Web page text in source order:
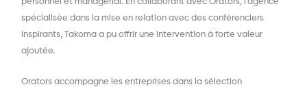
spécialisée dans la mise en relation avec des conférenciers
inspirants, Takoma a pu offrir une intervention à forte valeur
ajoutée.
Orators accompagne les entreprises dans la sélection